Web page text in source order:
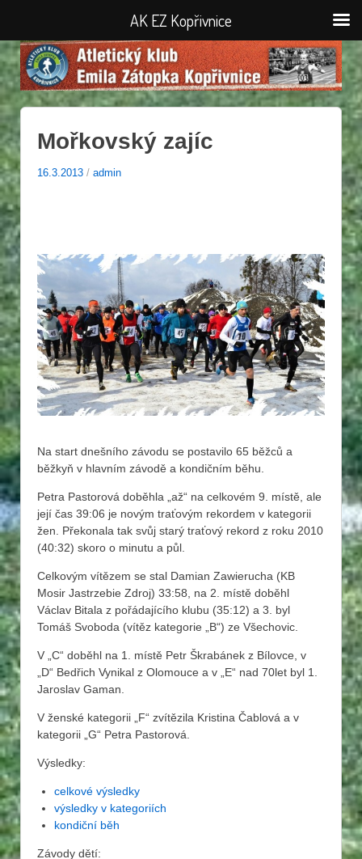
Mořkovský zajíc
16.3.2013 / admin
Na start dnešního závodu se postavilo 65 běžců a
běžkyň v hlavním závodě a kondičním běhu.
Petra Pastorová doběhla „až“ na celkovém 9. místě, ale
její čas 39:06 je novým traťovým rekordem v kategorii
žen. Překonala tak svůj starý traťový rekord z roku 2010
(40:32) skoro o minutu a půl.
Celkovým vítězem se stal Damian Zawierucha (KB
Mosir Jastrzebie Zdroj) 33:58, na 2. místě doběhl
Václav Bitala z pořádajícího klubu (35:12) a 3. byl
Tomáš Svoboda (vítěz kategorie „B“) ze Všechovic.
V „C“ doběhl na 1. místě Petr Škrabánek z Bílovce, v
„D“ Bedřich Vynikal z Olomouce a v „E“ nad 70let byl 1.
Jaroslav Gaman.
V ženské kategorii „F“ zvítězila Kristina Čablová a v
kategorii „G“ Petra Pastorová.
Výsledky:
celkové výsledky
výsledky v kategoriích
kondiční běh
Závody dětí:
AK EZ Kopřivnice